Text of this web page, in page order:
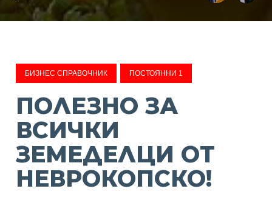
БИЗНЕС СПРАВОЧНИК ПОСТОЯННИ 1
ПОЛЕЗНО ЗА
ВСИЧКИ
ЗЕМЕДЕЛЦИ ОТ
НЕВРОКОПСКО!